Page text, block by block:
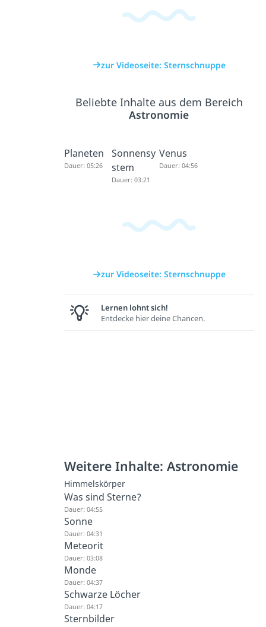
zur Videoseite: Sternschnuppe
Beliebte Inhalte aus dem Bereich
Astronomie
Planeten
Dauer: 05:26
Sonnensy
stem
Dauer: 03:21
Venus
Dauer: 04:56
zur Videoseite: Sternschnuppe
Lernen lohnt sich!
Entdecke hier deine Chancen.
Weitere Inhalte: Astronomie
Himmelskörper
Was sind Sterne?
Dauer: 04:55
Sonne
Dauer: 04:31
Meteorit
Dauer: 03:08
Monde
Dauer: 04:37
Schwarze Löcher
Dauer: 04:17
Sternbilder